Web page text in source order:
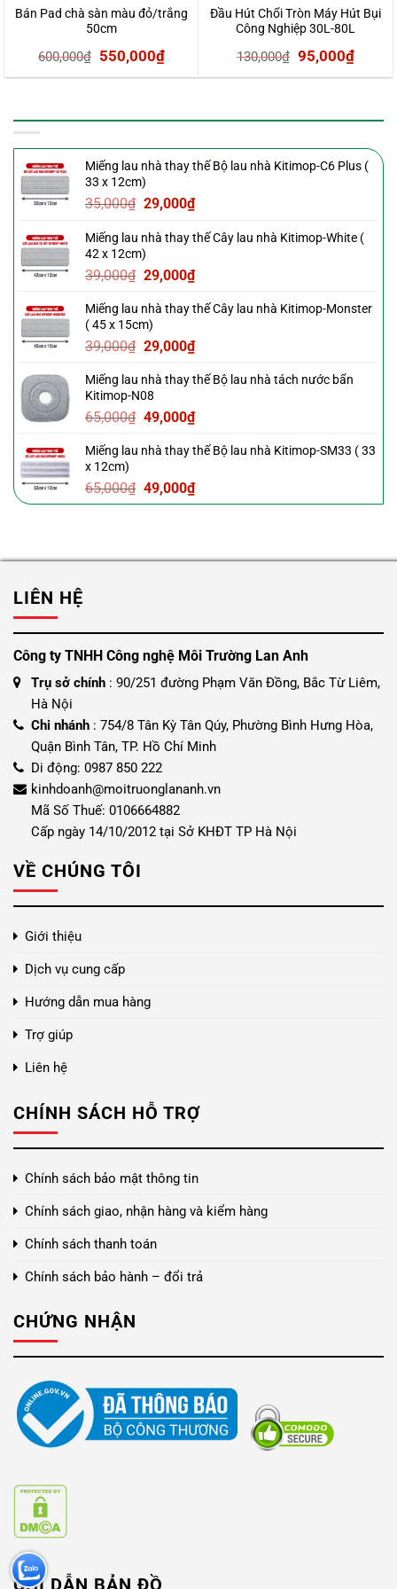
Bán Pad chà sàn màu đỏ/trắng
50cm
600,000₫ Giá
gốc
600,000₫.
550,000₫Giá
hiện
là:
550,000₫.
Đầu Hút Chổi Tròn Máy Hút Bụi
Công Nghiệp 30L-80L
130,000₫ Giá
gốc
130,000₫.
95,000₫Giá
hiện
là:
Miếng lau nhà thay thế Bộ lau nhà Kitimop-C6 Plus (
33 x 12cm)
35,000₫ Giá
là:
35,000₫.
29,000₫Giá
tại
29,000₫.
Miếng lau nhà thay thế Cây lau nhà Kitimop-White (
42 x 12cm)
39,000₫ Giá
là:
39,000₫.
29,000₫Giá
tại
29,000₫.
Miếng lau nhà thay thế Cây lau nhà Kitimop-Monster
( 45 x 15cm)
39,000₫ Giá
là:
39,000₫.
29,000₫Giá
tại
29,000₫.
Miếng lau nhà thay thế Bộ lau nhà tách nước bẩn
Kitimop-N08
65,000₫ Giá
là:
49,000₫Giá
tại
49,000₫.
Miếng lau nhà thay thế Bộ lau nhà Kitimop-SM33 ( 33
x 12cm)
65,000₫ Giá
gốc
49,000₫Giá
hiện
49,000₫.
LIÊN HỆ
Công ty TNHH Công nghệ Môi Trường Lan Anh
Trụ sở chính : 90/251 đường Phạm Văn Đồng, Bắc Từ Liêm,
Hà Nội
Chi nhánh : 754/8 Tân Kỳ Tân Qúy, Phường Bình Hưng Hòa,
Quận Bình Tân, TP. Hồ Chí Minh
Di động: 0987 850 222
kinhdoanh@moitruonglananh.vn
Mã Số Thuế: 0106664882
Cấp ngày 14/10/2012 tại Sở KHĐT TP Hà Nội
VỀ CHÚNG TÔI
Giới thiệu
Dịch vụ cung cấp
Hướng dẫn mua hàng
Trợ giúp
Liên hệ
CHÍNH SÁCH HỖ TRỢ
Chính sách bảo mật thông tin
Chính sách giao, nhận hàng và kiểm hàng
Chính sách thanh toán
Chính sách bảo hành – đổi trả
CHỨNG NHẬN